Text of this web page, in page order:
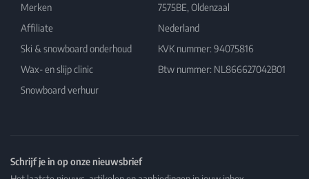
Merken
Affiliate
Ski & snowboard onderhoud
Wax- en slijp clinic
Snowboard verhuur
7575BE, Oldenzaal
Nederland
KVK nummer: 94075816
Btw nummer: NL866627042B01
Schrijf je in op onze nieuwsbrief